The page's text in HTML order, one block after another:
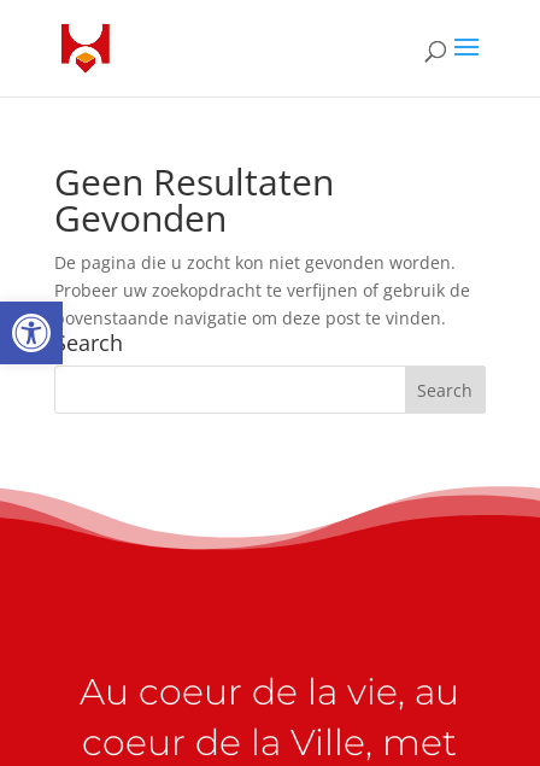
Open toolbar
Geen Resultaten
Gevonden
De pagina die u zocht kon niet gevonden worden.
Probeer uw zoekopdracht te verfijnen of gebruik de
bovenstaande navigatie om deze post te vinden.
Search
Au coeur de la vie, au
coeur de la Ville, met